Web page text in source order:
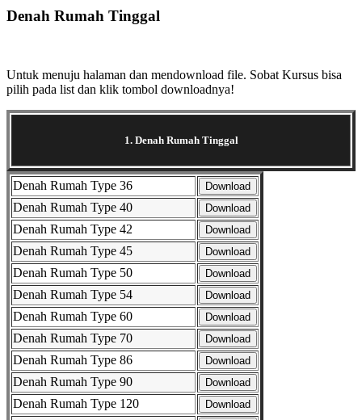
Denah Rumah Tinggal
Untuk menuju halaman dan mendownload file. Sobat Kursus bisa
pilih pada list dan klik tombol downloadnya!
1. Denah Rumah Tinggal
Denah Rumah Type 36 Download
Denah Rumah Type 40 Download
Denah Rumah Type 42 Download
Denah Rumah Type 45 Download
Denah Rumah Type 50 Download
Denah Rumah Type 54 Download
Denah Rumah Type 60 Download
Denah Rumah Type 70 Download
Denah Rumah Type 86 Download
Denah Rumah Type 90 Download
Denah Rumah Type 120 Download